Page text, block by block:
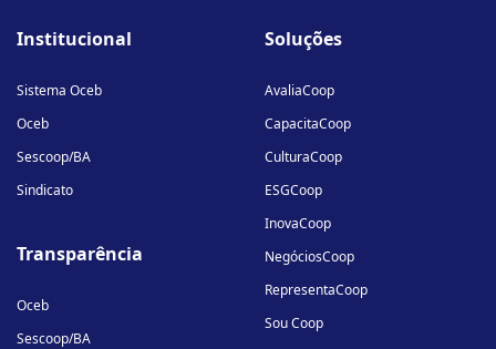
linkedin-
instagram
youtube
Institucional
Sistema Oceb
Oceb
Sescoop/BA
Sindicato
Transparência
Oceb
Sescoop/BA
Soluções
AvaliaCoop
CapacitaCoop
CulturaCoop
ESGCoop
InovaCoop
NegóciosCoop
RepresentaCoop
Sou Coop